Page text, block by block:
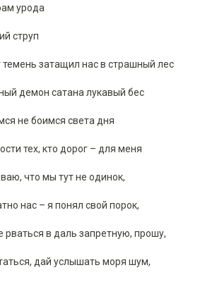
урода
струп
темень затащил нас в страшный лес
демон сатана лукавый бес
не боимся света дня
тех, кто дорог – для меня
что мы тут не одинок,
нас – я понял свой порок,
в даль запретную, прошу,
дай услышать моря шум,